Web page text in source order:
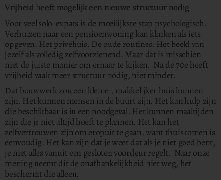
Vrijheid heeft mogelijk een nieuwe structuur nodig
Voor veel solo-expats is de moeilijkste stap psychologisch.
Verhuizen naar een pensioenwoning kan klinken als iets
opgeven. Het privéhuis. De oude routines. Het beeld van
jezelf als volledig zelfvoorzienend. Maar dat is misschien
niet de juiste manier om ernaar te kijken. Na de 70e heeft
vrijheid vaak meer structuur nodig, niet minder.
Dat bouwwerk zou een kleiner, makkelijker huis kunnen
zijn. Het kunnen mensen in de buurt zijn. Het kan hulp zijn
die beschikbaar is in een noodgeval. Het kunnen maaltijden
zijn die je niet altijd hoeft te plannen. Het kan het
zelfvertrouwen zijn om eropuit te gaan, want thuiskomen is
eenvoudig. Het kan zijn dat je weet dat als je niet goed bent,
je niet alles vanuit een gesloten voordeur regelt. Naar onze
mening neemt dit de onafhankelijkheid niet weg, het
beschermt die alleen.